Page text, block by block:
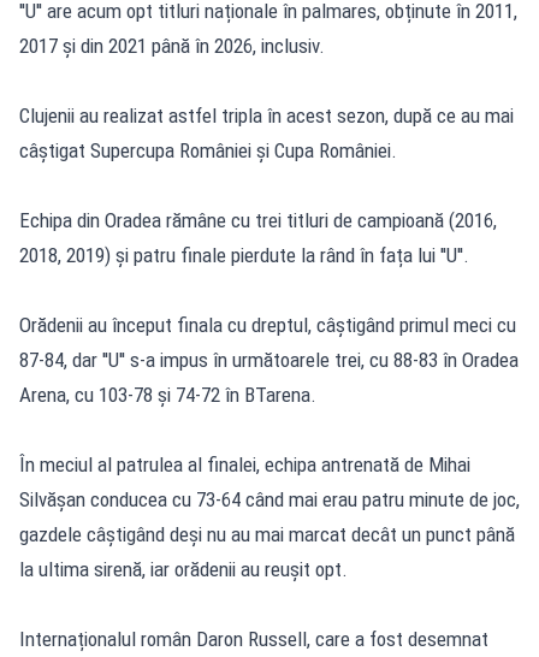
''U'' are acum opt titluri naționale în palmares, obținute în 2011,
2017 și din 2021 până în 2026, inclusiv.
Clujenii au realizat astfel tripla în acest sezon, după ce au mai
câștigat Supercupa României și Cupa României.
Echipa din Oradea rămâne cu trei titluri de campioană (2016,
2018, 2019) și patru finale pierdute la rând în fața lui ''U''.
Orădenii au început finala cu dreptul, câștigând primul meci cu
87-84, dar ''U'' s-a impus în următoarele trei, cu 88-83 în Oradea
Arena, cu 103-78 și 74-72 în BTarena.
În meciul al patrulea al finalei, echipa antrenată de Mihai
Silvășan conducea cu 73-64 când mai erau patru minute de joc,
gazdele câștigând deși nu au mai marcat decât un punct până
la ultima sirenă, iar orădenii au reușit opt.
Internaționalul român Daron Russell, care a fost desemnat